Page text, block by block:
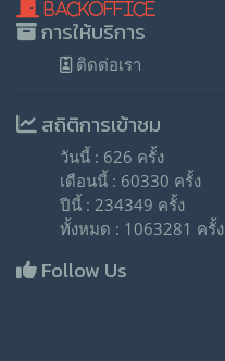
BackOffice
การให้บริการ
ติดต่อเรา
สถิติการเข้าชม
วันนี้ : 626 ครั้ง
เดือนนี้ : 60330 ครั้ง
ปีนี้ : 234349 ครั้ง
ทั้งหมด : 1063281 ครั้ง
Follow Us